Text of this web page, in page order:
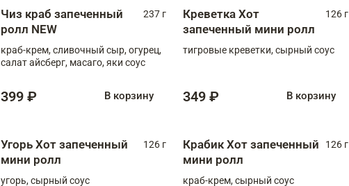
Чиз краб запеченный
ролл NEW
237 г
краб-крем, сливочный сыр, огурец,
салат айсберг, масаго, яки соус
399 ₽ В корзину
Креветка Хот
запеченный мини ролл
126 г
тигровые креветки, сырный соус
349 ₽ В корзину
Угорь Хот запеченный
мини ролл
126 г
угорь, сырный соус
Крабик Хот запеченный
мини ролл
126 г
краб-крем, сырный соус